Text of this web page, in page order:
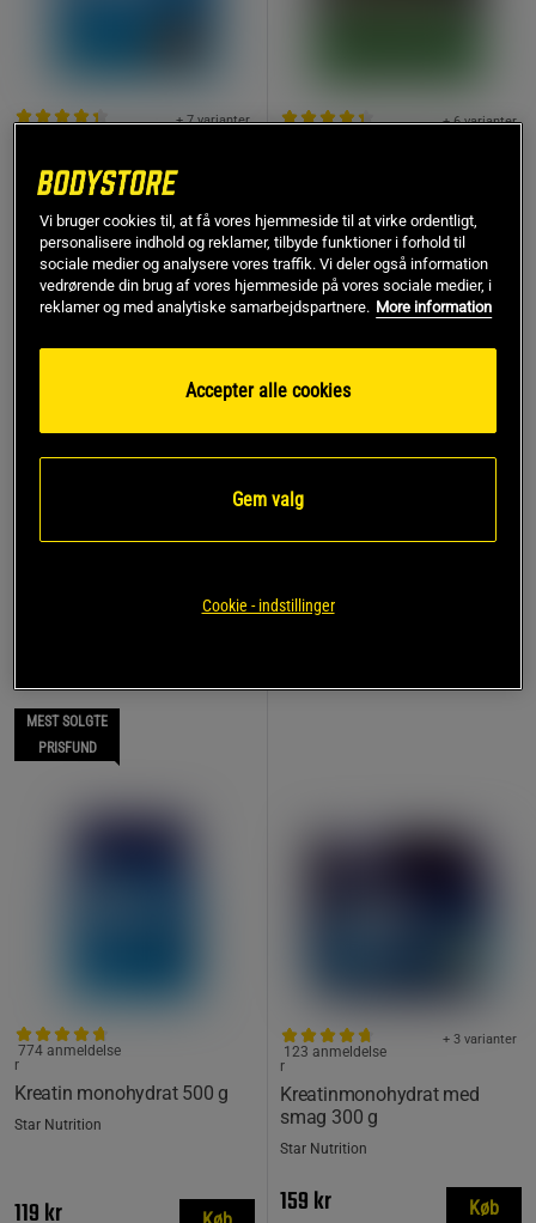
Supreme Mass Gainer
5400 g
+ 7 varianter
Star Nutrition
479 kr Køb
+ 6 varianter
Optimum Nutrition
629 kr Køb
3. Kreatin
Kreatin er en velprøvet præstationsforstærker, der lagres i
musklerne som en let tilgængelig energikilde og bruges
stimulerer muskelvækst.
MEST SOLGTE
PRISFUND
Kreatin monohydrat 500 g
774 anmeldelse
r
Star Nutrition
119 kr
Kreatinmonohydrat med
smag 300 g
+ 3 varianter
123 anmeldelse
r
Star Nutrition
159 kr Køb
Vi bruger cookies til, at få vores hjemmeside til at virke ordentligt,
personalisere indhold og reklamer, tilbyde funktioner i forhold til
sociale medier og analysere vores traffik. Vi deler også information
vedrørende din brug af vores hjemmeside på vores sociale medier, i
reklamer og med analytiske samarbejdspartnere. More information
Accepter alle cookies
Gem valg
Cookie - indstillinger